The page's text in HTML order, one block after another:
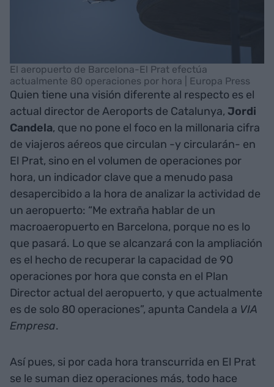
El aeropuerto de Barcelona-El Prat efectúa
actualmente 80 operaciones por hora | Europa Press
Quien tiene una visión diferente al respecto es el
actual director de Aeroports de Catalunya, Jordi
Candela, que no pone el foco en la millonaria cifra
de viajeros aéreos que circulan -y circularán- en
El Prat, sino en el volumen de operaciones por
hora, un indicador clave que a menudo pasa
desapercibido a la hora de analizar la actividad de
un aeropuerto: “Me extraña hablar de un
macroaeropuerto en Barcelona, porque no es lo
que pasará. Lo que se alcanzará con la ampliación
es el hecho de recuperar la capacidad de 90
operaciones por hora que consta en el Plan
Director actual del aeropuerto, y que actualmente
es de solo 80 operaciones”, apunta Candela a VIA
Empresa.
Así pues, si por cada hora transcurrida en El Prat
se le suman diez operaciones más, todo hace